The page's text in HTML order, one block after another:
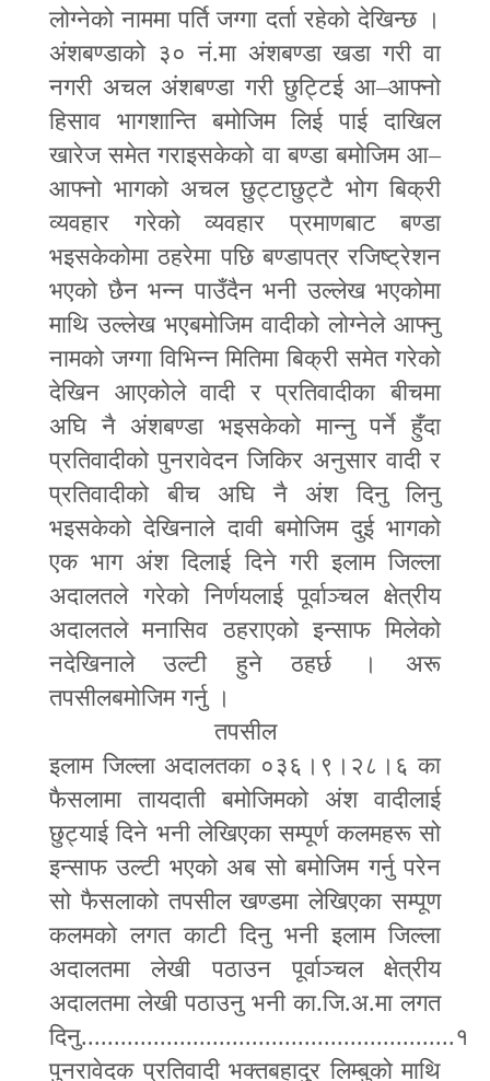
लोग्नेको नाममा पर्ति जग्गा दर्ता रहेको देखिन्छ ।
अंशबण्डाको ३० नं.मा अंशबण्डा खडा गरी वा
नगरी अचल अंशबण्डा गरी छुट्टिई आ–आफ्नो
हिसाव भागशान्ति बमोजिम लिई पाई दाखिल
खारेज समेत गराइसकेको वा बण्डा बमोजिम आ–
आफ्नो भागको अचल छुट्टाछुट्टै भोग बिक्री
व्यवहार गरेको व्यवहार प्रमाणबाट बण्डा
भइसकेकोमा ठहरेमा पछि बण्डापत्र रजिष्ट्रेशन
भएको छैन भन्न पाउँदैन भनी उल्लेख भएकोमा
माथि उल्लेख भएबमोजिम वादीको लोग्नेले आफ्नु
नामको जग्गा विभिन्न मितिमा बिक्री समेत गरेको
देखिन आएकोले वादी र प्रतिवादीका बीचमा
अघि नै अंशबण्डा भइसकेको मान्नु पर्ने हुँदा
प्रतिवादीको पुनरावेदन जिकिर अनुसार वादी र
प्रतिवादीको बीच अघि नै अंश दिनु लिनु
भइसकेको देखिनाले दावी बमोजिम दुई भागको
एक भाग अंश दिलाई दिने गरी इलाम जिल्ला
अदालतले गरेको निर्णयलाई पूर्वाञ्चल क्षेत्रीय
अदालतले मनासिव ठहराएको इन्साफ मिलेको
नदेखिनाले उल्टी हुने ठहर्छ । अरू
तपसीलबमोजिम गर्नु ।
तपसील
इलाम जिल्ला अदालतका ०३६।९।२८।६ का
फैसलामा तायदाती बमोजिमको अंश वादीलाई
छुट्याई दिने भनी लेखिएका सम्पूर्ण कलमहरू सो
इन्साफ उल्टी भएको अब सो बमोजिम गर्नु परेन
सो फैसलाको तपसील खण्डमा लेखिएका सम्पूण
कलमको लगत काटी दिनु भनी इलाम जिल्ला
अदालतमा लेखी पठाउन पूर्वाञ्चल क्षेत्रीय
अदालतमा लेखी पठाउनु भनी का.जि.अ.मा लगत
दिनु.........................................................१
पुनरावेदक प्रतिवादी भक्तबहादुर लिम्बुको माथि